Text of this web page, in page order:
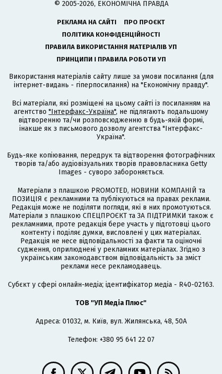
© 2005-2026, ЕКОНОМІЧНА ПРАВДА
РЕКЛАМА НА САЙТІ
ПРО ПРОЄКТ
ПОЛІТИКА КОНФІДЕНЦІЙНОСТІ
ПРАВИЛА ВИКОРИСТАННЯ МАТЕРІАЛІВ УП
ПРИНЦИПИ І ПРАВИЛА РОБОТИ УП
Використання матеріалів сайту лише за умови посилання (для
інтернет-видань - гіперпосилання) на "Економічну правду".
Всі матеріали, які розміщені на цьому сайті із посиланням на
агентство "Інтерфакс-Україна", не підлягають подальшому
відтворенню та/чи розповсюдженню в будь-якій формі,
інакше як з письмового дозволу агентства "Інтерфакс-
Україна".
Будь-яке копіювання, передрук та відтворення фотографічних
творів та/або аудіовізуальних творів правовласника Getty
Images - суворо забороняється.
Матеріали з плашкою PROMOTED, НОВИНИ КОМПАНІЙ та
ПОЗИЦІЯ є рекламними та публікуються на правах реклами.
Редакція може не поділяти погляди, які в них промотуються.
Матеріали з плашкою СПЕЦПРОЄКТ та ЗА ПІДТРИМКИ також є
рекламними, проте редакція бере участь у підготовці цього
контенту і поділяє думки, висловлені у цих матеріалах.
Редакція не несе відповідальності за факти та оціночні
судження, оприлюднені у рекламних матеріалах. Згідно з
українським законодавством відповідальність за зміст
реклами несе рекламодавець.
Cубєкт у сфері онлайн-медіа; ідентифікатор медіа - R40-02163.
ТОВ "УП Медіа Плюс"
Адреса: 01032, м. Київ, вул. Жилянська, 48, 50А
Телефон: +380 95 641 22 07